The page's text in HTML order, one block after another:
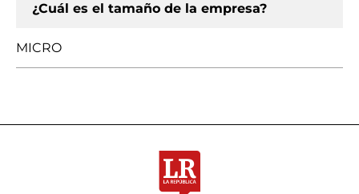
¿Cuál es el tamaño de la empresa?
MICRO